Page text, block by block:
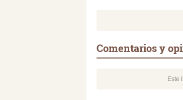
Comentarios y
Este